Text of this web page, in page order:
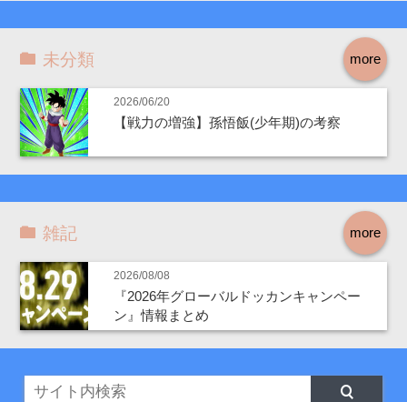
more
未分類
2026/06/20
【戦力の増強】孫悟飯(少年期)の考察
more
雑記
2026/08/08
『2026年グローバルドッカンキャンペー
ン』情報まとめ